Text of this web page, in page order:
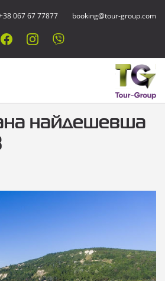
067 67 77877 booking@tour-group.com
найдешевша